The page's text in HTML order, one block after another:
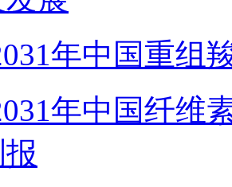
年中国重组
年中国纤维